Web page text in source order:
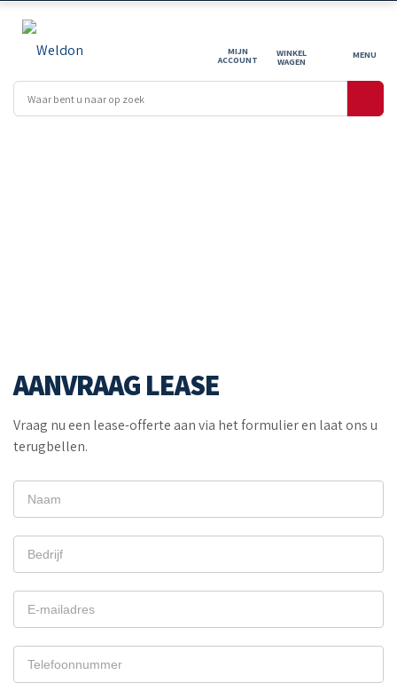
MIJN
ACCOUNT
WINKEL
WAGEN
AANVRAAG LEASE
Vraag nu een lease-offerte aan via het formulier en laat ons u
terugbellen.
LEASE
AANVRAGEN